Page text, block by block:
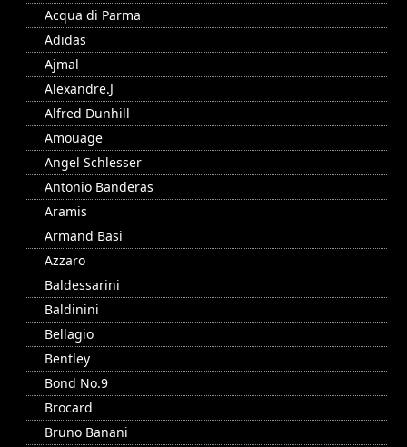
Acqua di Parma
Adidas
Ajmal
Alexandre.J
Alfred Dunhill
Amouage
Angel Schlesser
Antonio Banderas
Aramis
Armand Basi
Azzaro
Baldessarini
Baldinini
Bellagio
Bentley
Bond No.9
Brocard
Bruno Banani